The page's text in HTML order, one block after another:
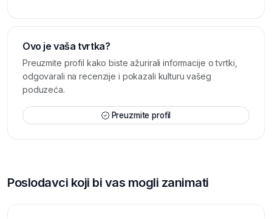
Ovo je vaša tvrtka?
Preuzmite profil kako biste ažurirali informacije o tvrtki,
odgovarali na recenzije i pokazali kulturu vašeg
poduzeća.
Preuzmite profil
Poslodavci koji bi vas mogli zanimati